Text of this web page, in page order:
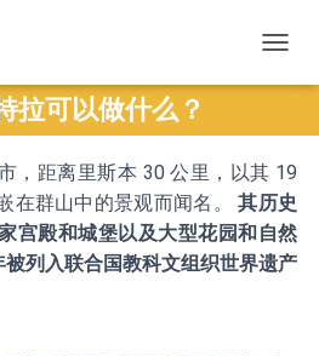
换
拉可以做什么？
，距离里斯本 30 公里，以其 19
在群山中的景观而闻名。其历史
宫殿和城堡以及大型花园和自然
列入联合国教科文组织世界遗产